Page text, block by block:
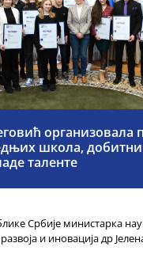
организовала
школа,
таленте
Србије министарка
и иновација др